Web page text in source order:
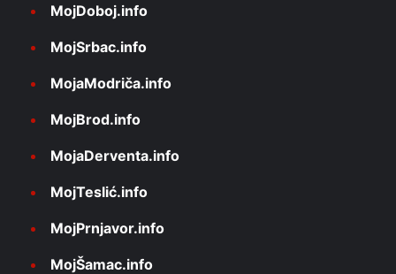
MojDoboj.info
MojSrbac.info
MojaModriča.info
MojBrod.info
MojaDerventa.info
MojTeslić.info
MojPrnjavor.info
MojŠamac.info